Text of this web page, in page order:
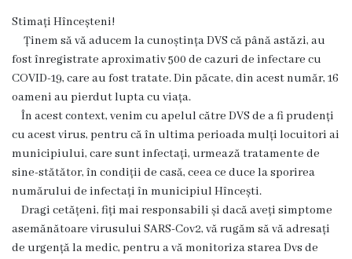
Simbolurile
orașului
Așezarea
geografică
Istoria
orașului
Potențial
turistic
Stimați Hînceșteni!
Ținem să vă aducem la cunoștința DVS că până astăzi, au
fost înregistrate aproximativ 500 de cazuri de infectare cu
COVID-19, care au fost tratate. Din păcate, din acest număr, 16
oameni au pierdut lupta cu viața.
În acest context, venim cu apelul către DVS de a fi prudenți
cu acest virus, pentru că în ultima perioada mulți locuitori ai
municipiului, care sunt infectați, urmează tratamente de
sine-stătător, în condiții de casă, ceea ce duce la sporirea
numărului de infectați în municipiul Hîncești.
Dragi cetățeni, fiți mai responsabili și dacă aveți simptome
asemănătoare virusului SARS-Cov2, vă rugăm să vă adresați
de urgență la medic, pentru a vă monitoriza starea Dvs de